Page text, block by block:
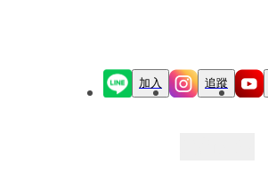
加入 追蹤